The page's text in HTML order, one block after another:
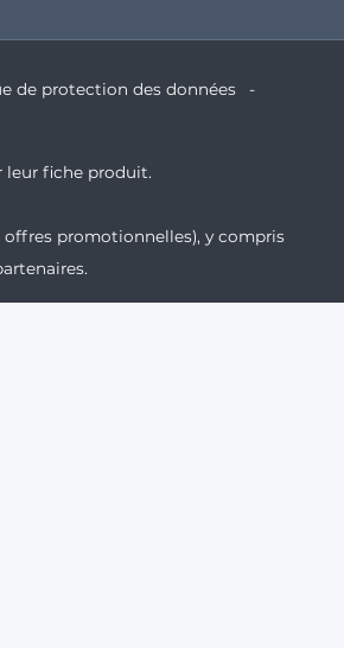
de protection des données
leur fiche produit.
promotionnelles), y compris